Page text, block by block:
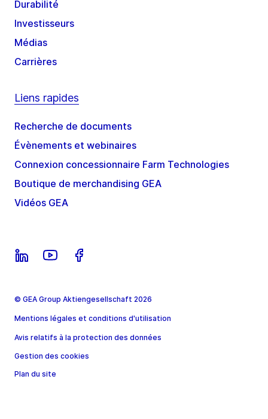
Durabilité
Investisseurs
Médias
Carrières
Liens rapides
Recherche de documents
Évènements et webinaires
Connexion concessionnaire Farm Technologies
Boutique de merchandising GEA
Vidéos GEA
© GEA Group Aktiengesellschaft 2026
Mentions légales et conditions d'utilisation
Avis relatifs à la protection des données
Gestion des cookies
Plan du site